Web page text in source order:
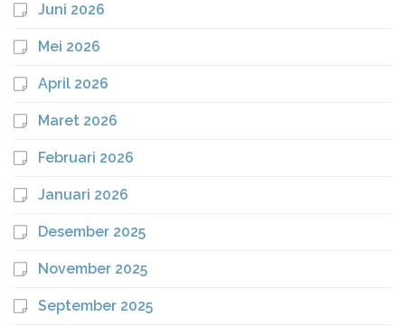
Juni 2026
Mei 2026
April 2026
Maret 2026
Februari 2026
Januari 2026
Desember 2025
November 2025
September 2025